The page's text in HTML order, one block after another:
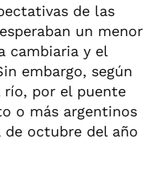
de las
un menor
cambiaria y el
embargo, según
por el puente
o más argentinos
de octubre del año